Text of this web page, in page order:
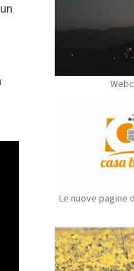
Le nuove pagine